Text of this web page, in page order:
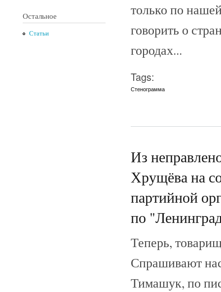
Остальное
Статьи
только по
говорить о
городах...
Tags:
Стенограмма
Из
Хрущёва на
партийной
по
Теперь,
Спрашивают
Тимашук, по